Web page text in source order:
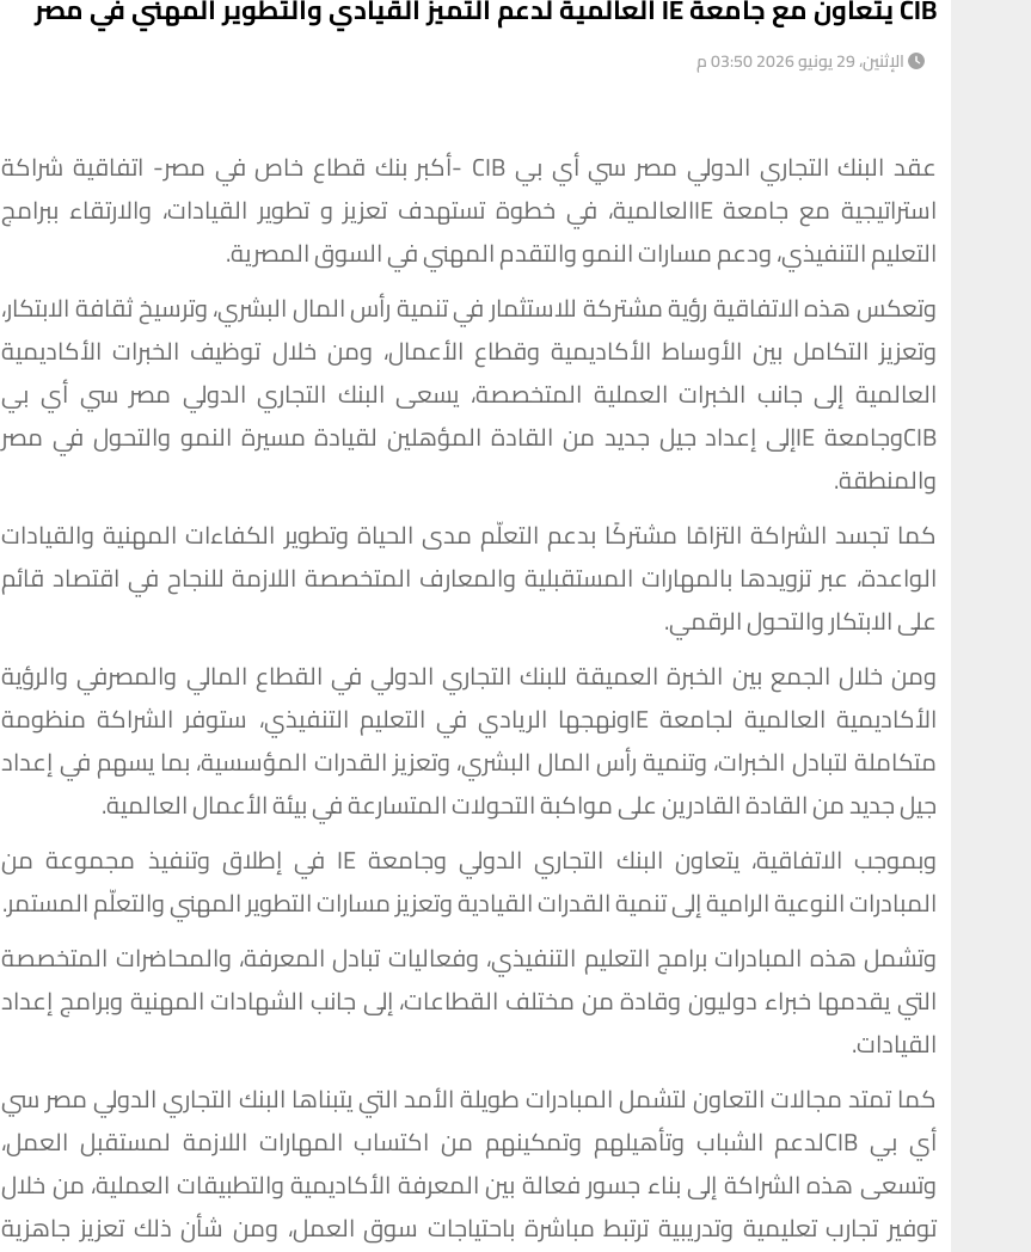
الإثنين، 29 يونيو 2026 03:50 م
عقد البنك التجاري الدولي مصر سي أي بي CIB -أكبر بنك قطاع خاص في مصر- اتفاقية شراكة
استراتيجية مع جامعة IEالعالمية، في خطوة تستهدف تعزيز و تطوير القيادات، والارتقاء ببرامج
التعليم التنفيذي، ودعم مسارات النمو والتقدم المهني في السوق المصرية.
وتعكس هذه الاتفاقية رؤية مشتركة للاستثمار في تنمية رأس المال البشري، وترسيخ ثقافة الابتكار،
وتعزيز التكامل بين الأوساط الأكاديمية وقطاع الأعمال، ومن خلال توظيف الخبرات الأكاديمية
العالمية إلى جانب الخبرات العملية المتخصصة، يسعى البنك التجاري الدولي مصر سي أي بي
CIBوجامعة IEإلى إعداد جيل جديد من القادة المؤهلين لقيادة مسيرة النمو والتحول في مصر
والمنطقة.
كما تجسد الشراكة التزامًا مشتركًا بدعم التعلّم مدى الحياة وتطوير الكفاءات المهنية والقيادات
الواعدة، عبر تزويدها بالمهارات المستقبلية والمعارف المتخصصة اللازمة للنجاح في اقتصاد قائم
على الابتكار والتحول الرقمي.
ومن خلال الجمع بين الخبرة العميقة للبنك التجاري الدولي في القطاع المالي والمصرفي والرؤية
الأكاديمية العالمية لجامعة IEونهجها الريادي في التعليم التنفيذي، ستوفر الشراكة منظومة
متكاملة لتبادل الخبرات، وتنمية رأس المال البشري، وتعزيز القدرات المؤسسية، بما يسهم في إعداد
جيل جديد من القادة القادرين على مواكبة التحولات المتسارعة في بيئة الأعمال العالمية.
وبموجب الاتفاقية، يتعاون البنك التجاري الدولي وجامعة IE في إطلاق وتنفيذ مجموعة من
المبادرات النوعية الرامية إلى تنمية القدرات القيادية وتعزيز مسارات التطوير المهني والتعلّم المستمر.
وتشمل هذه المبادرات برامج التعليم التنفيذي، وفعاليات تبادل المعرفة، والمحاضرات المتخصصة
التي يقدمها خبراء دوليون وقادة من مختلف القطاعات، إلى جانب الشهادات المهنية وبرامج إعداد
القيادات.
كما تمتد مجالات التعاون لتشمل المبادرات طويلة الأمد التي يتبناها البنك التجاري الدولي مصر سي
أي بي CIBلدعم الشباب وتأهيلهم وتمكينهم من اكتساب المهارات اللازمة لمستقبل العمل،
وتسعى هذه الشراكة إلى بناء جسور فعالة بين المعرفة الأكاديمية والتطبيقات العملية، من خلال
توفير تجارب تعليمية وتدريبية ترتبط مباشرة باحتياجات سوق العمل، ومن شأن ذلك تعزيز جاهزية